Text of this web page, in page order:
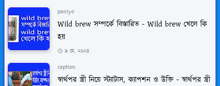
paniyo
Wild brew সম্পর্কে বিস্তারিত - Wild brew খেলে কি
হয়
৯ মে, ২০২৪
caption
স্বার্থপর স্ত্রী নিয়ে স্ট্যাটাস, ক্যাপশন ও উক্তি - স্বার্থপর স্ত্রী